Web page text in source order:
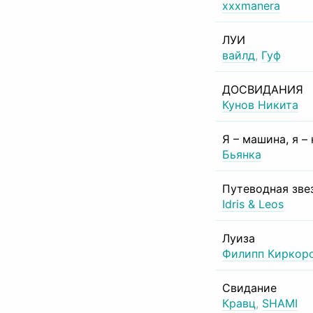
xxxmanera
ЛУИ
вайлд, Гуф
ДОСВИДАНИЯ
Кунов Никита
Я – машина, я –
Бьянка
Путеводная
Idris & Leos
Луиза
Филипп
Свидание
Кравц, SHAMI